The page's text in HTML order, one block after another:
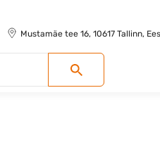
Mustamäe tee 16, 10617 Tallinn,